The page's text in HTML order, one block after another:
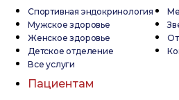
Спортивная эндокринология
Мужское здоровье
Женское здоровье
Детское отделение
Все услуги
Пациентам